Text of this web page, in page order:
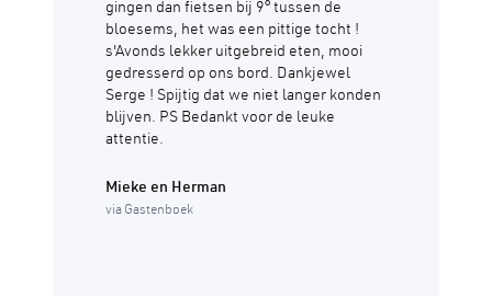
gingen dan fietsen bij 9° tussen de
bloesems, het was een pittige tocht !
s'Avonds lekker uitgebreid eten, mooi
gedresserd op ons bord. Dankjewel
Serge ! Spijtig dat we niet langer konden
blijven. PS Bedankt voor de leuke
attentie.
Mieke en Herman
via Gastenboek